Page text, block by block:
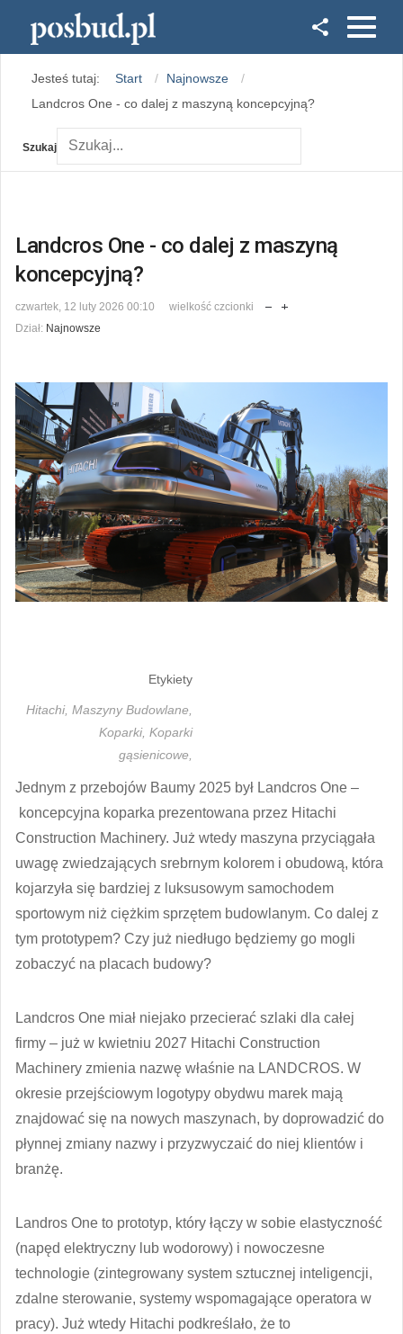
Instagram
Jesteś tutaj: Start
Najnowsze
Landcros One - co dalej z maszyną koncepcyjną?
Szukaj
Landcros One - co dalej z maszyną
koncepcyjną?
czwartek, 12 luty 2026 00:10
wielkość czcionki
Dział: Najnowsze
Etykiety
Hitachi, Maszyny Budowlane,
Koparki, Koparki
gąsienicowe,
Jednym z przebojów Baumy 2025 był Landcros One –
koncepcyjna koparka prezentowana przez Hitachi
Construction Machinery. Już wtedy maszyna przyciągała
uwagę zwiedzających srebrnym kolorem i obudową, która
kojarzyła się bardziej z luksusowym samochodem
sportowym niż ciężkim sprzętem budowlanym. Co dalej z
tym prototypem? Czy już niedługo będziemy go mogli
zobaczyć na placach budowy?
Landcros One miał niejako przecierać szlaki dla całej
firmy – już w kwietniu 2027 Hitachi Construction
Machinery zmienia nazwę właśnie na LANDCROS. W
okresie przejściowym logotypy obydwu marek mają
znajdować się na nowych maszynach, by doprowadzić do
płynnej zmiany nazwy i przyzwyczaić do niej klientów i
branżę.
Landros One to prototyp, który łączy w sobie elastyczność
(napęd elektryczny lub wodorowy) i nowoczesne
technologie (zintegrowany system sztucznej inteligencji,
zdalne sterowanie, systemy wspomagające operatora w
pracy). Już wtedy Hitachi podkreślało, że to